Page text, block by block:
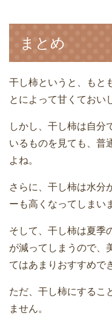
まとめ
干し柿というと、もと
とによって甘くておい
しかし、干し柿は自分
いるものを見ても、普
よね。
さらに、干し柿は水分
ーも高くなってしまい
そして、干し柿は夏季
が減ってしまうので、
てはあまりおすすめで
ただ、干し柿にするこ
ません。